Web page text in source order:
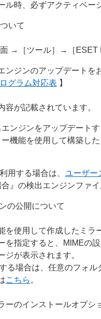
ル時、必ずアクティベ
いて
→［ツール］→［ESET
ンジンのアップデート
グラム対応表 】
容が記載されています。
ンジンをアップデート
機能を使用して構築し
用する場合は、 ユーザー
』の検出エンジンファ
の公開について
を使用して作成したミ
を指定すると、MIMEの
ジが表示されます。
る場合は、任意のフォ
こちら 。
ーのインストールオプシ